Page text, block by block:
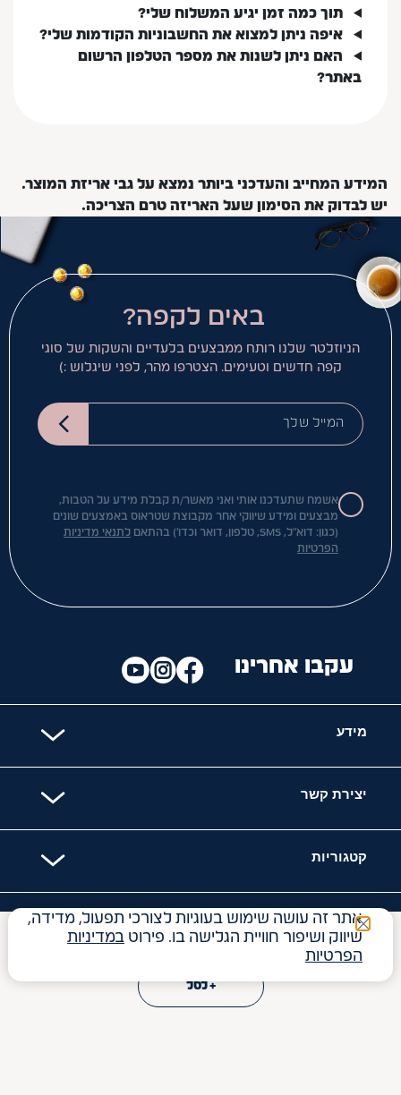
Price reduced from29
₪
to
19
₪
+ לסל
תוך כמה זמן יגיע המשלוח שלי?
איפה ניתן למצוא את החשבוניות הקודמות שלי?
האם ניתן לשנות את מספר הטלפון הרשום
באתר?
המידע המחייב והעדכני ביותר נמצא על גבי אריזת המוצר.
יש לבדוק את הסימון שעל האריזה טרם הצריכה.
באים לקפה?
הניוזלטר שלנו רותח ממבצעים בלעדיים והשקות של סוגי
קפה חדשים וטעימים. הצטרפו מהר, לפני שיגלוש :)
המייל שלך
אשמח שתעדכנו אותי ואני מאשר/ת קבלת מידע על הטבות,
מבצעים ומידע שיווקי אחר מקבוצת שטראוס באמצעים שונים
(כגון: דוא"ל, SMS, טלפון, דואר וכדו') בהתאם
לתנאי מדיניות
הפרטיות
מידע
יצירת קשר
קטגוריות
עקבו אחרינו
האתר מאובטח עם
אתר זה עושה שימוש בעוגיות לצורכי תפעול, מדידה,
שיווק ושיפור חוויית הגלישה בו. פירוט במדיניות
הפרטיות